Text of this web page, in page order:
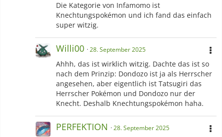
Die Kategorie von Infamomo ist
Knechtungspokémon und ich fand das einfach
super witzig.
Willi00 28. September 2025
Ahhh, das ist wirklich witzig. Dachte das ist so
nach dem Prinzip: Dondozo ist ja als Herrscher
angesehen, aber eigentlich ist Tatsugiri das
Herrscher Pokémon und Dondozo nur der
Knecht. Deshalb Knechtungspokémon haha.
PERFEKTION 28. September 2025